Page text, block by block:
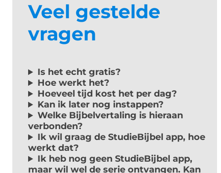
Veel gestelde
vragen
Is het echt gratis?
Hoe werkt het?
Hoeveel tijd kost het per dag?
Kan ik later nog instappen?
Welke Bijbelvertaling is hieraan
verbonden?
Ik wil graag de StudieBijbel app, hoe
werkt dat?
Ik heb nog geen StudieBijbel app,
maar wil wel de serie ontvangen. Kan